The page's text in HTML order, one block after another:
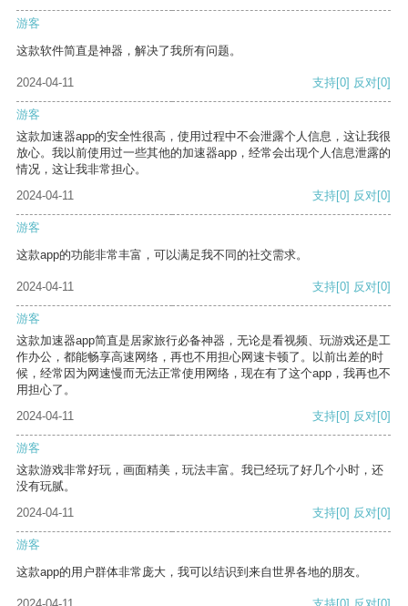
游客
这款软件简直是神器，解决了我所有问题。
2024-04-11 支持[0] 反对[0]
游客
这款加速器app的安全性很高，使用过程中不会泄露个人信息，这让我很
放心。我以前使用过一些其他的加速器app，经常会出现个人信息泄露的
情况，这让我非常担心。
2024-04-11
支持[0] 反对[0]
游客
这款app的功能非常丰富，可以满足我不同的社交需求。
2024-04-11 支持[0] 反对[0]
游客
这款加速器app简直是居家旅行必备神器，无论是看视频、玩游戏还是工
作办公，都能畅享高速网络，再也不用担心网速卡顿了。以前出差的时
候，经常因为网速慢而无法正常使用网络，现在有了这个app，我再也不
用担心了。
2024-04-11
支持[0] 反对[0]
游客
这款游戏非常好玩，画面精美，玩法丰富。我已经玩了好几个小时，还
没有玩腻。
2024-04-11
支持[0] 反对[0]
游客
这款app的用户群体非常庞大，我可以结识到来自世界各地的朋友。